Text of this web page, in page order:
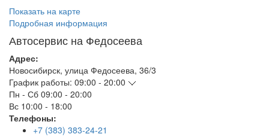
Показать на карте
Подробная информация
Автосервис на Федосеева
Адрес:
Новосибирск, улица Федосеева, 36/3
График работы: 09:00 - 20:00
Пн - Сб 09:00 - 20:00
Вс 10:00 - 18:00
Телефоны:
+7 (383) 383-24-21